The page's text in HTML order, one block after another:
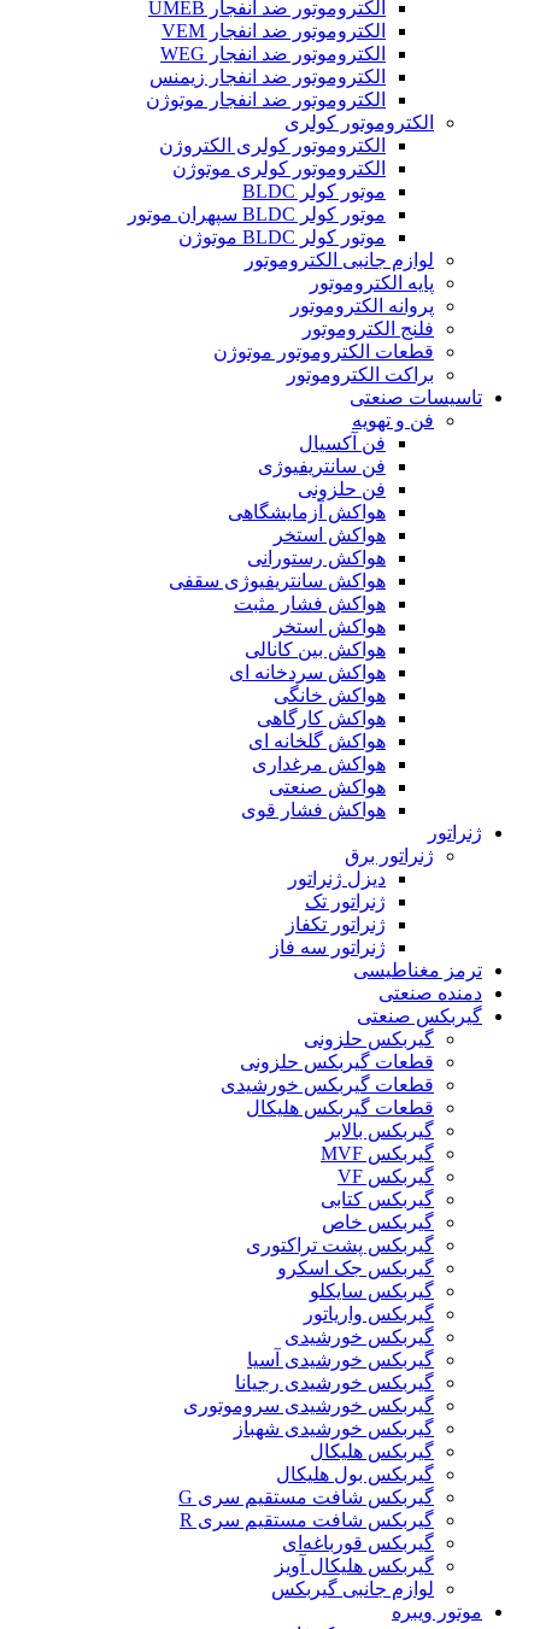
الکتروموتور ضد انفجار UMEB
الکتروموتور ضد انفجار VEM
الکتروموتور ضد انفجار WEG
الکتروموتور ضد انفجار زیمنس
الکتروموتور ضد انفجار موتوژن
الکتروموتور کولری
الکتروموتور کولری الکتروژن
الکتروموتور کولری موتوژن
موتور کولر BLDC
موتور کولر BLDC سپهران موتور
موتور کولر BLDC موتوژن
لوازم جانبی الکتروموتور
پایه الکتروموتور
پروانه الکتروموتور
فلنج الکتروموتور
قطعات الکتروموتور موتوژن
براکت الکتروموتور
تاسیسات صنعتی
فن و تهویه
فن آکسیال
فن سانتریفیوژی
فن حلزونی
هواکش آزمایشگاهی
هواکش استخر
هواکش رستورانی
هواکش سانتریفیوژی سقفی
هواکش فشار مثبت
هواکش استخر
هواکش بین کانالی
هواکش سردخانه ای
هواکش خانگی
هواکش کارگاهی
هواکش گلخانه ای
هواکش مرغداری
هواکش صنعتی
هواکش فشار قوی
ژنراتور
ژنراتور برق
دیزل ژنراتور
ژنراتور تک
ژنراتور تکفاز
ژنراتور سه فاز
ترمز مغناطیسی
دمنده صنعتی
گیربکس صنعتی
گیربکس حلزونی
قطعات گيربکس حلزونی
قطعات گيربکس خورشيدی
قطعات گیربکس هلیکال
گيربکس بالابر
گیربکس MVF
گیربکس VF
گیربکس کتابی
گیربکس خاص
گیربکس پشت تراکتوری
گیربکس جک اسکرو
گیربکس سایکلو
گیربکس واریاتور
گیربکس خورشیدی
گیربکس خورشیدی آسیا
گیربکس خورشیدی رجیانا
گیربکس خورشیدی سروموتوری
گیربکس خورشیدی شهباز
گیربکس هلیکال
گیربکس بول هلیکال
گیربکس شافت مستقیم سری G
گیربکس شافت مستقیم سری R
گیربکس قورباغه‌ای
گیربکس هلیکال آویز
لوازم جانبی گیربکس
موتور ویبره